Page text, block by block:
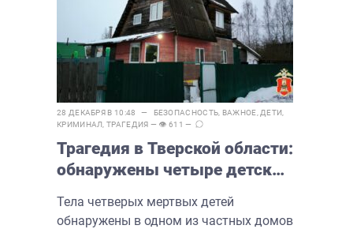
28 ДЕКАБРЯ В 10:48 — БЕЗОПАСНОСТЬ ВАЖНОЕ ДЕТИ
КРИМИНАЛ ,ТРАГЕДИЯ — 👁 611 —
Трагедия в Тверской области:
обнаружены четыре детских
Тела четверых мертвых детей
обнаружены в одном из частных домов